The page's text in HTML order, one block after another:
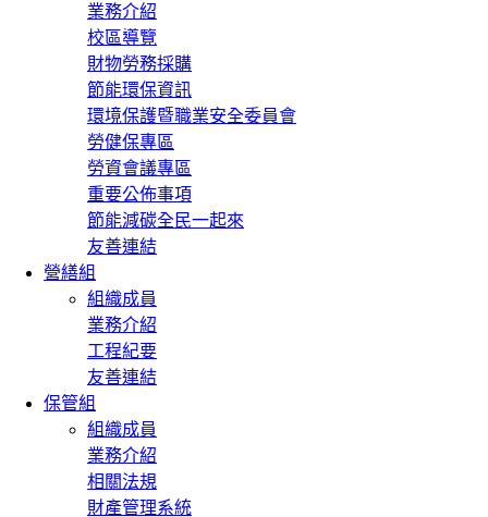
業務介紹
校區導覽
財物勞務採購
節能環保資訊
環境保護暨職業安全委員會
勞健保專區
勞資會議專區
重要公佈事項
節能減碳全民一起來
友善連結
營繕組
組織成員
業務介紹
工程紀要
友善連結
保管組
組織成員
業務介紹
相關法規
財產管理系統